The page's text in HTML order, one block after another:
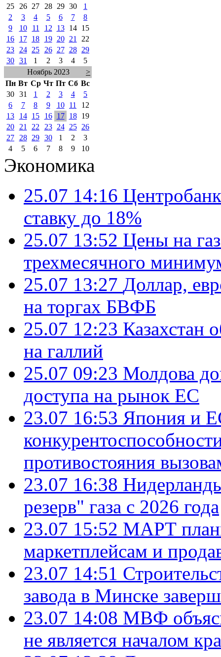
25
26 27 28 29 30
1
2
3 4 5 6 7
8
9
10 11 12 13 14
15
16
17 18 19 20 21
22
23
24 25 26 27 28
29
30 31 1 2 3 4
5
Ноябрь 2023
>
Пн Вт Ср Чт Пт Сб Вс
30 31 1 2 3 4
5
6
7 8 9 10 11
12
13
14 15 16 17 18
19
20
21 22 23 24 25
26
27
28 29 30 1 2
3
4
5 6 7 8 9 10
Экономика
25.07 14:16
ставку до 18%
25.07 13:52 Цены на
трехмесячного
25.07 13:27 Доллар,
на торгах БВФБ
25.07 12:23 Казахстан
на галлий
25.07 09:23 Молдова
доступа на рынок ЕС
23.07 16:53 Япония и
противостояния
23.07 16:38
резерв" газа с 2026 года
23.07 15:52 МАРТ
маркетплейсам и
23.07 14:51
завода в Минске
23.07 14:08 МВФ
не является началом